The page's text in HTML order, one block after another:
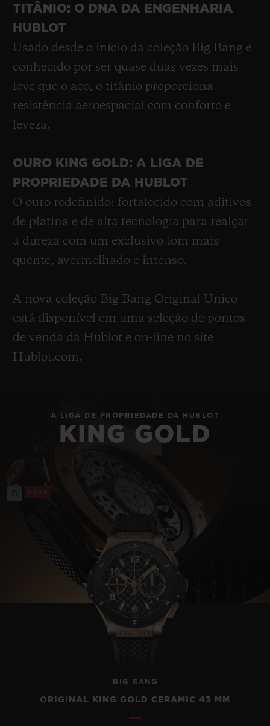
TITÂNIO: O DNA DA ENGENHARIA
HUBLOT
Usado desde o início da coleção Big Bang e
conhecido por ser quase duas vezes mais
leve que o aço, o titânio proporciona
resistência aeroespacial com conforto e
leveza.
OURO KING GOLD: A LIGA DE
PROPRIEDADE DA HUBLOT
O ouro redefinido: fortalecido com aditivos
de platina e de alta tecnologia para realçar
a dureza com um exclusivo tom mais
quente, avermelhado e intenso.
A nova coleção Big Bang Original Unico
está disponível em uma seleção de pontos
de venda da Hublot e on-line no site
Hublot.com.
A LIGA DE PROPRIEDADE DA HUBLOT
KING GOLD
BIG BANG
ORIGINAL KING GOLD CERAMIC 43 MM